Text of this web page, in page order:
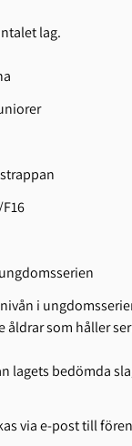
lag.
i
åldrar som håller
lagets bedömda
via e-post till